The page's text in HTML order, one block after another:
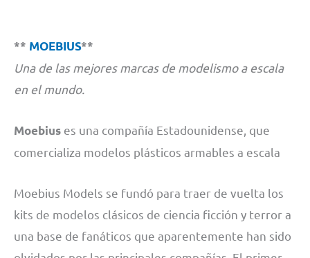
** MOEBIUS**
Una de las mejores marcas de modelismo a escala
en el mundo.
Moebius es una compañía Estadounidense, que
comercializa modelos plásticos armables a escala
Moebius Models se fundó para traer de vuelta los
kits de modelos clásicos de ciencia ficción y terror a
una base de fanáticos que aparentemente han sido